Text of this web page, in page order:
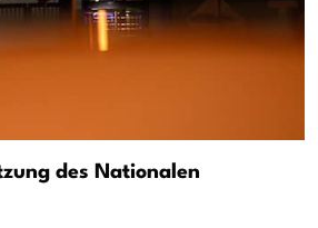
des Nationalen